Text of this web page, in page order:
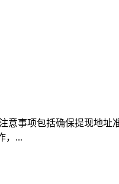
事项包括确保提现地址
，...